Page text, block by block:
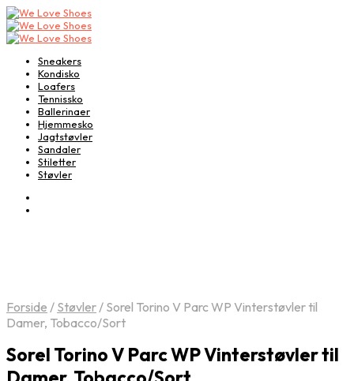
Sneakers
Kondisko
Loafers
Tennissko
Ballerinaer
Hjemmesko
Jagtstøvler
Sandaler
Stiletter
Støvler
Forside / Støvler/ Sorel Torino V Parc WP Vinterstøvler til
Damer, Tobacco/Sort
Sorel Torino V Parc WP Vinterstøvler til